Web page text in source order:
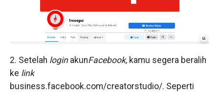
2. Setelah login akunFacebook, kamu segera beralih
ke link
business.facebook.com/creatorstudio/. Seperti